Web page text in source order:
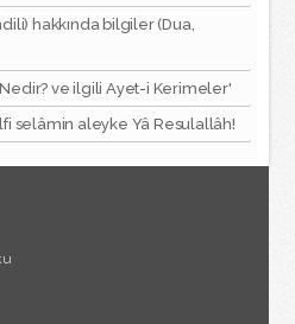
hakkında bilgiler (Dua,
ve ilgili Ayet-i Kerimeler'
selâmin aleyke Yâ Resulallâh!